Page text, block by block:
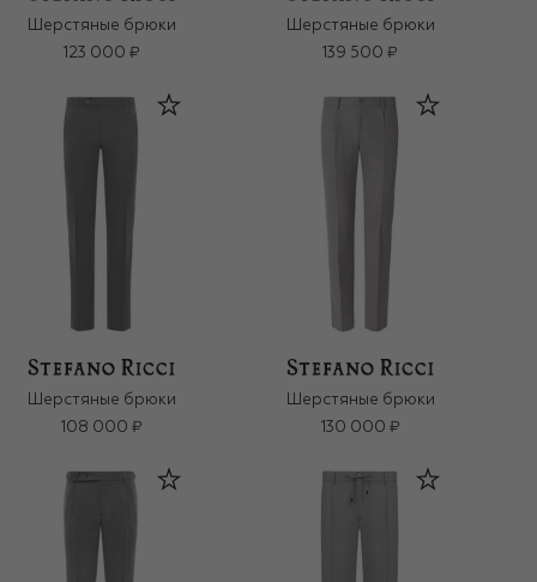
Шерстяные брюки
123 000 ₽
Шерстяные брюки
139 500 ₽
Шерстяные брюки
108 000 ₽
Шерстяные брюки
130 000 ₽